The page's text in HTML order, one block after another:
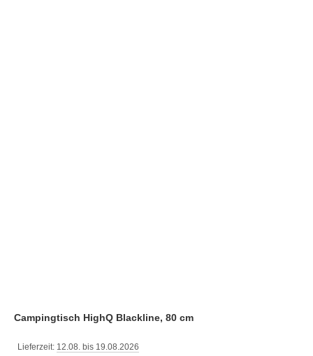
Campingtisch HighQ Blackline, 80 cm
Lieferzeit: 12.08. bis 19.08.2026